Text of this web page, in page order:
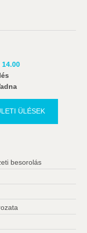
14.00
ÜLÉSEK
besorolás